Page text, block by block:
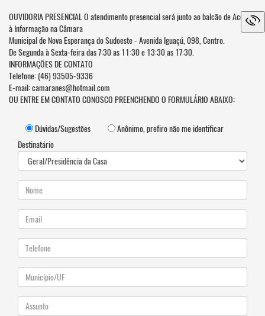
OUVIDORIA PRESENCIAL O atendimento presencial será junto ao balcão de Acesso
à Informação na Câmara
Municipal de Nova Esperança do Sudoeste - Avenida Iguaçú, 098, Centro.
De Segunda à Sexta-feira das 7:30 as 11:30 e 13:30 as 17:30.
INFORMAÇÕES DE CONTATO
Telefone: (46) 93505-9336
E-mail: camaranes@hotmail.com
OU ENTRE EM CONTATO CONOSCO PREENCHENDO O FORMULÁRIO ABAIXO:
Dúvidas/Sugestões
Anônimo, prefiro não me identificar
Destinatário